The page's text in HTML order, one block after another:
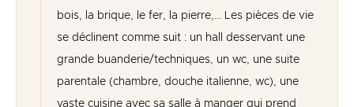
bois, la brique, le fer, la pierre,… Les pièces de vie
se déclinent comme suit : un hall desservant une
grande buanderie/techniques, un wc, une suite
parentale (chambre, douche italienne, wc), une
vaste cuisine avec sa salle à manger qui prend